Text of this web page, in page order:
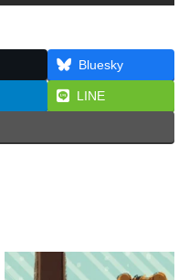
Bluesky
LINE